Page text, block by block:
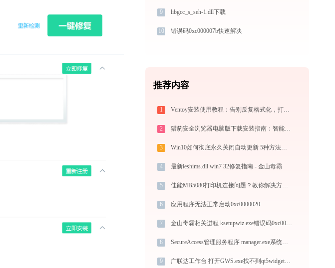
9 libgcc_s_seh-1.dll下载
10 错误码0xc000007b快速解决
推荐内容
1 Ventoy安装使用教程：告别反复格式化，打造装机必备万能U盘启动盘
2 猎豹安全浏览器电脑版下载安装指南：智能极速双核，畅享安全无弹窗上网体验
3 Win10如何彻底永久关闭自动更新 5种方法教你永久关闭win10自动更新
4 最新ieshims.dll win7 32修复指南 - 金山毒霸
5 佳能MB5080打印机连接问题？教你解决方法！-金山毒霸
6 应用程序无法正常启动0xc0000020
7 金山毒霸相关进程 ksetupwiz.exe错误码0xc0000017处理办法
8 SecureAccess管理服务程序 manager.exe系统错误qt5network.dll丢失如何解决
9 广联达工作台 打开GWS.exe找不到qt5widgets.dll怎么办